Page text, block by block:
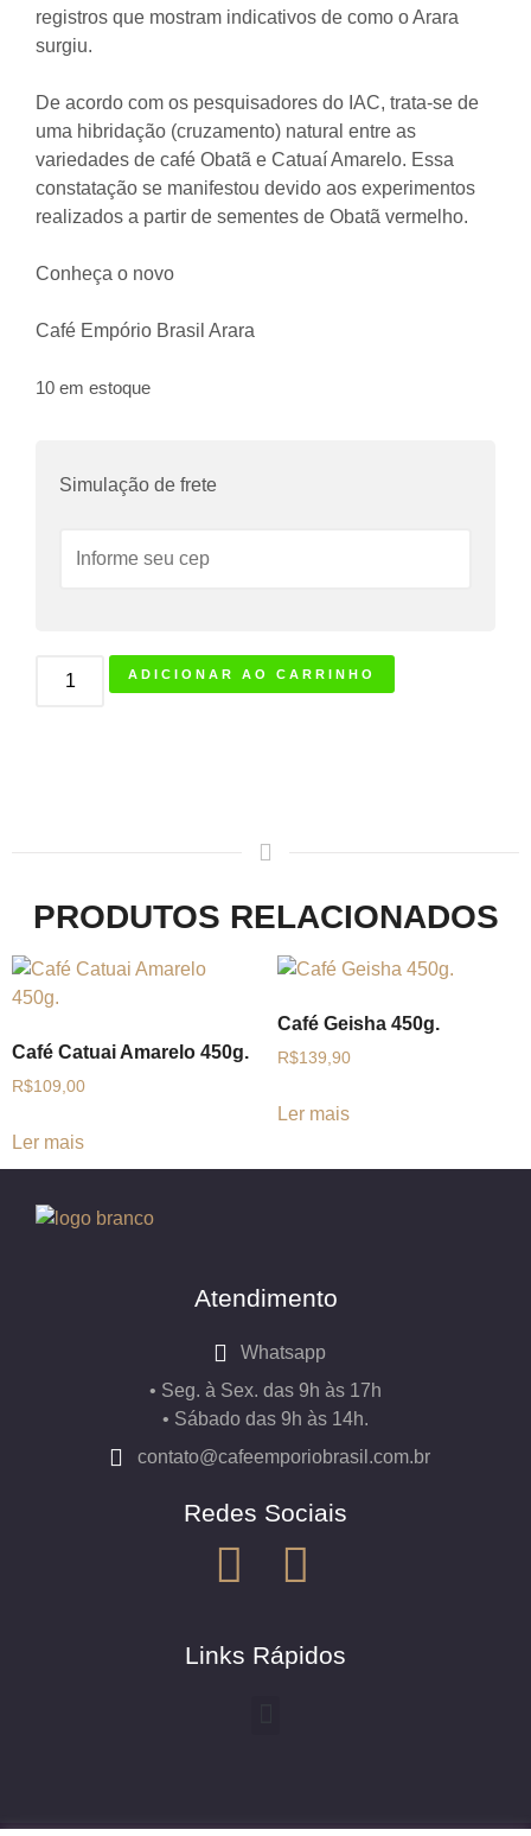
registros que mostram indicativos de como o Arara
surgiu.
De acordo com os pesquisadores do IAC, trata-se de
uma hibridação (cruzamento) natural entre as
variedades de café Obatã e Catuaí Amarelo. Essa
constatação se manifestou devido aos experimentos
realizados a partir de sementes de Obatã vermelho.
Conheça o novo
Café Empório Brasil Arara
10 em estoque
Simulação de frete
ADICIONAR AO CARRINHO
PRODUTOS RELACIONADOS
Café Catuai Amarelo 450g.
R$109,00
Ler mais
Café Geisha 450g.
R$139,90
Ler mais
Atendimento
Whatsapp
• Seg. à Sex. das 9h às 17h
• Sábado das 9h às 14h.
contato@cafeemporiobrasil.com.br
Redes Sociais
Links Rápidos